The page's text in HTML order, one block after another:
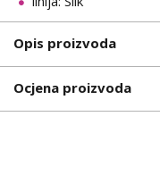
Opis proizvoda
Ocjena proizvoda